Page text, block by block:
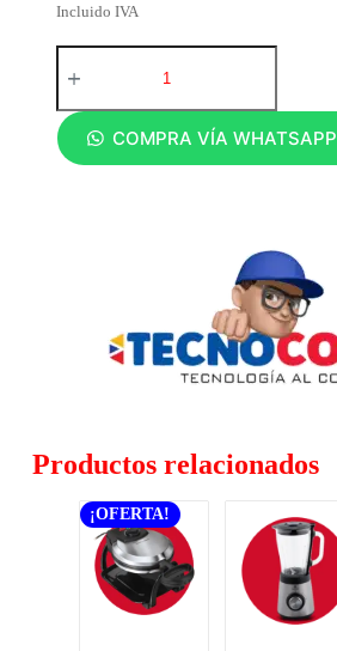
Incluido IVA
COMPRA VÍA WHATSAPP
Productos relacionados
¡OFERTA!